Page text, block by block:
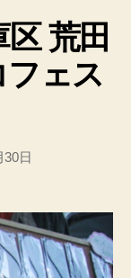
荒田
ェス
30日